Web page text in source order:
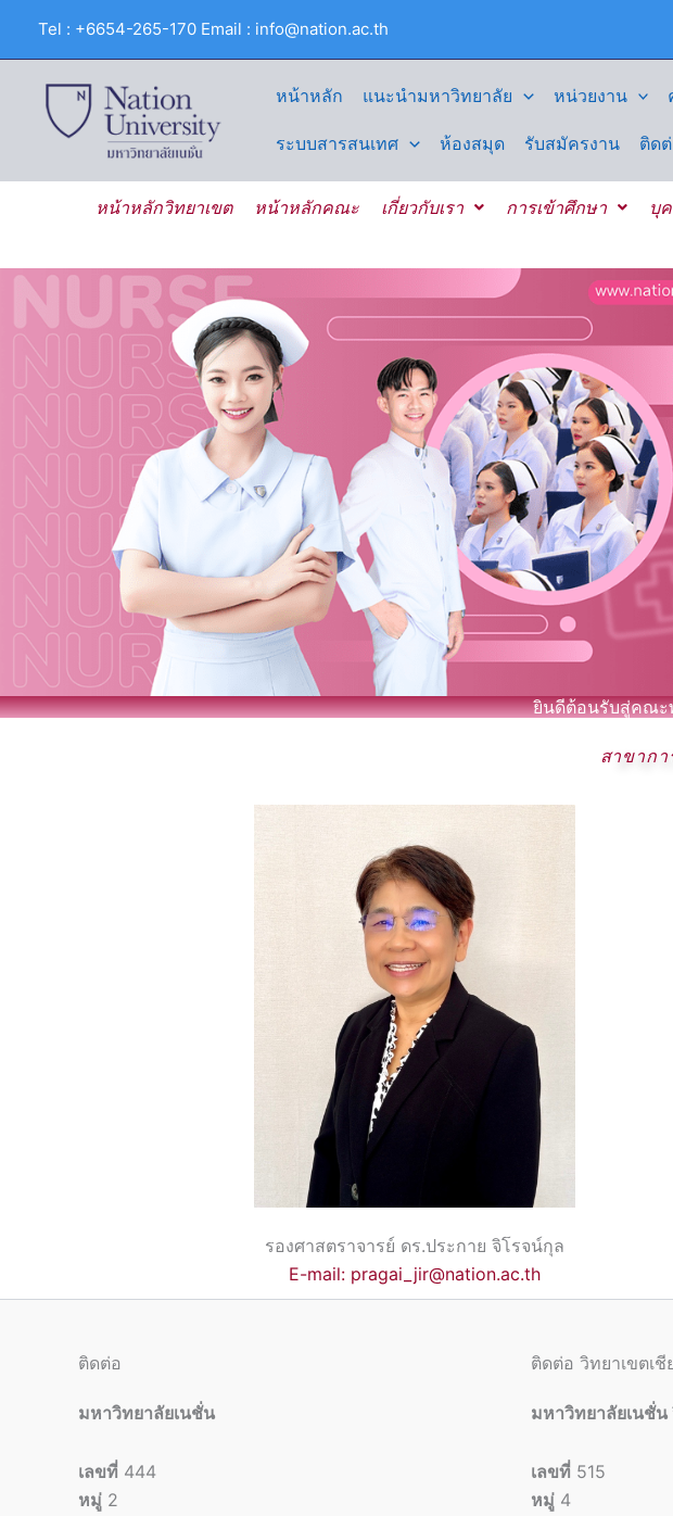
Tel : +6654-265-170 Email : info@nation.ac.th
หน้าหลัก แนะนำมหาวิทยาลัย หน่วยงาน
ระบบสารสนเทศ ห้องสมุด รับสมัครงาน ติดต่
หน้าหลักวิทยาเขต หน้าหลักคณะ เกี่ยวกับเรา การเข้าศึกษา บุ
ยินดีต้อนรับสู่คณะ
สาขาก
รองศาสตราจารย์ ดร.ประกาย จิโรจน์กุล
E-mail: pragai_jir@nation.ac.th
ติดต่อ
มหาวิทยาลัยเนชั่น
เลขที่ 444
หมู่ 2
ติดต่อ วิทยาเขตเชี
มหาวิทยาลัยเนชั่น
เลขที่ 515
หมู่4